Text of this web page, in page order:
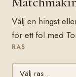
Välj en hingst
för ett föl med
RAS